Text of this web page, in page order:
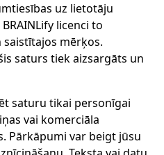
uz lietotāju
licenci to
mērķos.
saturs tiek aizsargāts un
saturu tikai personīgai
vai komerciāla
Pārkāpumi var beigt jūsu